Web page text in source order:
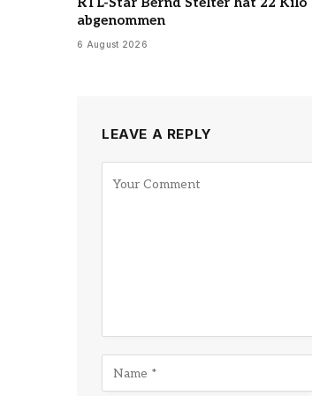
abgenommen
6 August 2026
LEAVE A REPLY